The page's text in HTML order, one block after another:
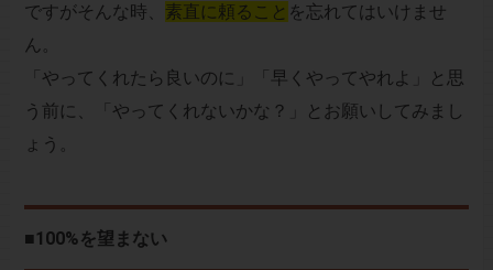
ですがそんな時、 素直に頼ること を忘れてはいけませ
ん。
「やってくれたら良いのに」「早くやってやれよ」と思
う前に、「やってくれないかな？」とお願いしてみまし
ょう。
■100%を望まない